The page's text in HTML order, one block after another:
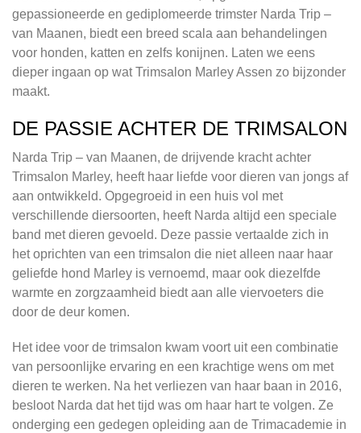
gepassioneerde en gediplomeerde trimster Narda Trip –
van Maanen, biedt een breed scala aan behandelingen
voor honden, katten en zelfs konijnen. Laten we eens
dieper ingaan op wat Trimsalon Marley Assen zo bijzonder
maakt.
DE PASSIE ACHTER DE TRIMSALON
Narda Trip – van Maanen, de drijvende kracht achter
Trimsalon Marley, heeft haar liefde voor dieren van jongs af
aan ontwikkeld. Opgegroeid in een huis vol met
verschillende diersoorten, heeft Narda altijd een speciale
band met dieren gevoeld. Deze passie vertaalde zich in
het oprichten van een trimsalon die niet alleen naar haar
geliefde hond Marley is vernoemd, maar ook diezelfde
warmte en zorgzaamheid biedt aan alle viervoeters die
door de deur komen.
Het idee voor de trimsalon kwam voort uit een combinatie
van persoonlijke ervaring en een krachtige wens om met
dieren te werken. Na het verliezen van haar baan in 2016,
besloot Narda dat het tijd was om haar hart te volgen. Ze
onderging een gedegen opleiding aan de Trimacademie in